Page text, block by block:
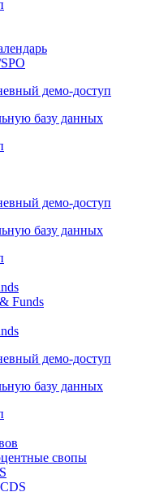
базу данных
базу данных
базу данных
Funds
базу данных